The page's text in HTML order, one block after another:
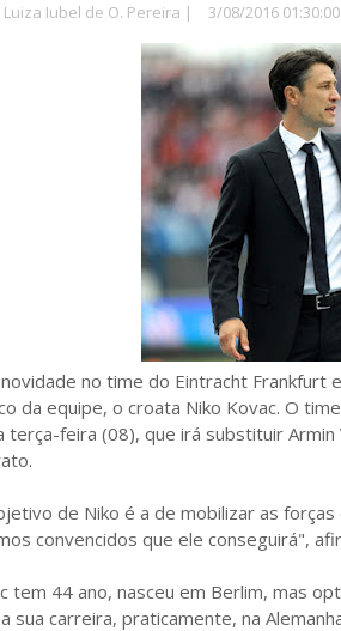
Iubel de O. Pereira | 3/08/2016
no time do Eintracht Frankfurt
da equipe, o croata Niko Kovac. O
terça-feira (08), que irá substituir
de Niko é a de mobilizar as
convencidos que ele conseguirá",
tem 44 ano, nasceu em Berlim, mas
sua carreira, praticamente, na